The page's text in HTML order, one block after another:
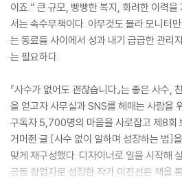
이죠.” 큰 규모, 빵빵한 복지, 화려한 이력을
서는 속수무책이다. 아무것도 몰라 모니터
는 동료들 사이에서 성과 내기 급급한 관리
는 필요하다.
『사수가 없어도 괜찮습니다』는 좋은 사수,
을 얻고자 사무실과 SNS를 헤매는 사람을
구독자 5,700명의 마음을 사로잡고 제8회
거머쥔 글 [사수 없이 일하며 성장하는 법]
맞게 재구성했다. 디자이너로 일을 시작해
공동 창업자로 성장한 작가 이진선은 책을